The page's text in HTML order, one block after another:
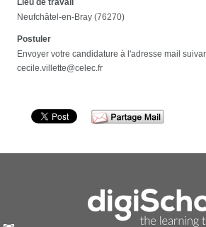
Lieu de travail
Neufchâtel-en-Bray (76270)
Postuler
Envoyer votre candidature à l'adresse mail
cecile.villette@celec.fr